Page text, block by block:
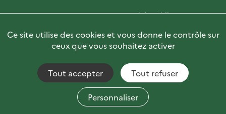
Espace presse Marchés publics
PhotoFor Briefly in English
Accessibilité : non conforme
Fils RSS
Mentions Légales
Plan du site
Ce site utilise des cookies et vous donne le contrôle sur
ceux que vous souhaitez activer
Tout accepter Tout refuser
Personnaliser